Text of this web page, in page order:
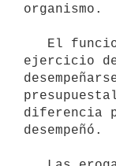
organismo.
ejercicio
diferencia
desempeñó.